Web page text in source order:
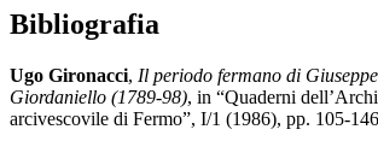
Bibliografia
Ugo Gironacci, Il periodo fermano di
Giordaniello (1789-98), in “Quaderni
arcivescovile di Fermo”, I/1 (1986), pp. 105-